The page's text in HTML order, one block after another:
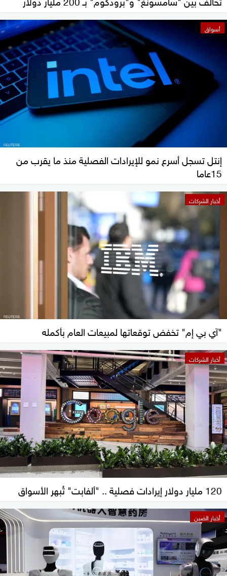
أسواق
إنتل تسجل أسرع نمو للإيرادات الفصلية منذ ما يقرب من
15عاما
أخبار الشركات
"آي بي إم" تخفض توقعاتها لمبيعات العام بأكمله
أخبار الشركات
120 مليار دولار إيرادات فصلية .. "ألفابت" تُبهر الأسواق
أخبار الصين